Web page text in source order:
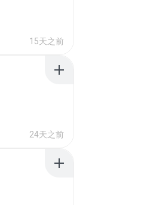
15天之前
24天之前